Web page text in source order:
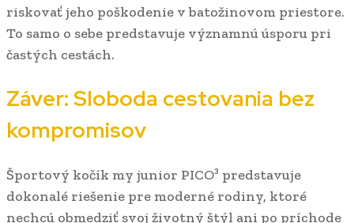
riskovať jeho poškodenie v batožinovom priestore.
To samo o sebe predstavuje významnú úsporu pri
častých cestách.
Záver: Sloboda cestovania bez
kompromisov
Športový kočík my junior PICO³ predstavuje
dokonalé riešenie pre moderné rodiny, ktoré
nechcú obmedziť svoj životný štýl ani po príchode